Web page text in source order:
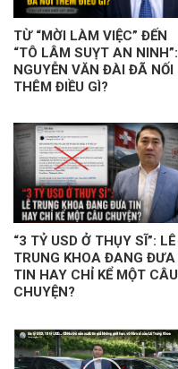
TỪ “MỜI LÀM VIỆC” ĐẾN
“TÔ LÂM SUỴT AN NINH”:
NGUYỄN VĂN ĐÀI ĐÃ NỐI
THÊM ĐIỀU GÌ?
“3 TỶ USD Ở THỤY SĨ”: LÊ
TRUNG KHOA ĐANG ĐƯA
TIN HAY CHỈ KỂ MỘT CÂU
CHUYỆN?